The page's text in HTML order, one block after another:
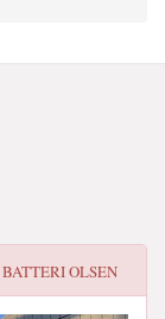
BATTERI OLSEN